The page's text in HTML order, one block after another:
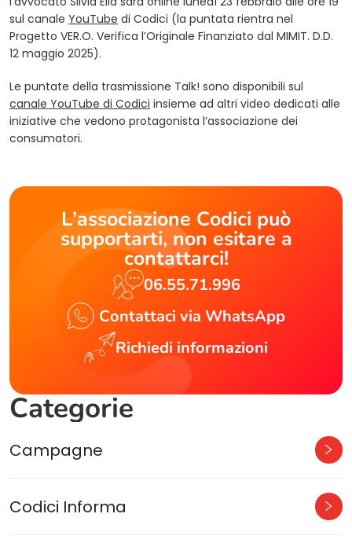
sul canale YouTube di Codici (la puntata rientra nel
Progetto VER.O. Verifica l’Originale Finanziato dal MIMIT. D.D.
12 maggio 2025).
Le puntate della trasmissione Talk! sono disponibili sul
canale YouTube di Codici insieme ad altri video dedicati alle
iniziative che vedono protagonista l’associazione dei
consumatori.
L’associazione Codici può
supportarti, non esitare a
contattarci!
06.55.71.996
Contattaci via WhatsApp
Richiedi informazioni
Categorie
Campagne
Codici Informa